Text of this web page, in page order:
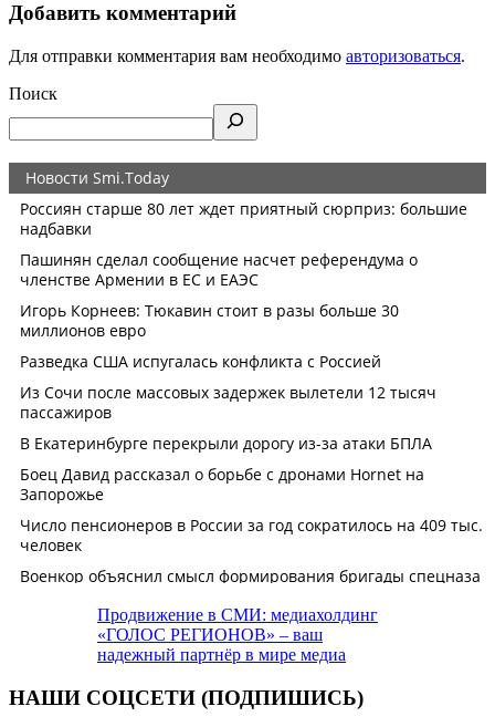
Добавить комментарий
Для отправки комментария вам необходимо авторизоваться.
Поиск
Продвижение в СМИ: медиахолдинг
«ГОЛОС РЕГИОНОВ» – ваш
надежный партнёр в мире медиа
НАШИ СОЦСЕТИ (ПОДПИШИСЬ)